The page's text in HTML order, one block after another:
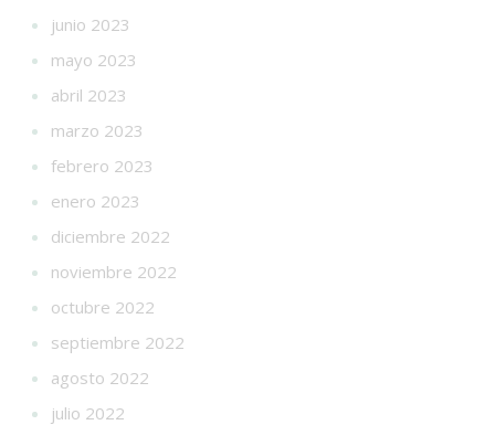
junio 2023
mayo 2023
abril 2023
marzo 2023
febrero 2023
enero 2023
diciembre 2022
noviembre 2022
octubre 2022
septiembre 2022
agosto 2022
julio 2022